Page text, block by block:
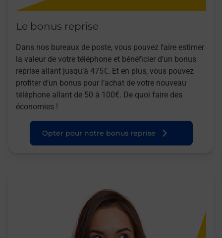
Le bonus reprise
Dans nos bureaux de poste, vous pouvez faire estimer
la valeur de votre téléphone et bénéficier d’un bonus
reprise allant jusqu’à 475€. Et en plus, vous pouvez
profiter d’un bonus pour l’achat de votre nouveau
téléphone allant de 50 à 100€. De quoi faire des
économies !
Opter pour notre bonus reprise